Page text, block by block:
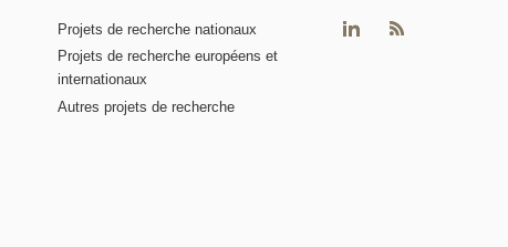
Projets de recherche nationaux
Projets de recherche européens et
internationaux
Autres projets de recherche